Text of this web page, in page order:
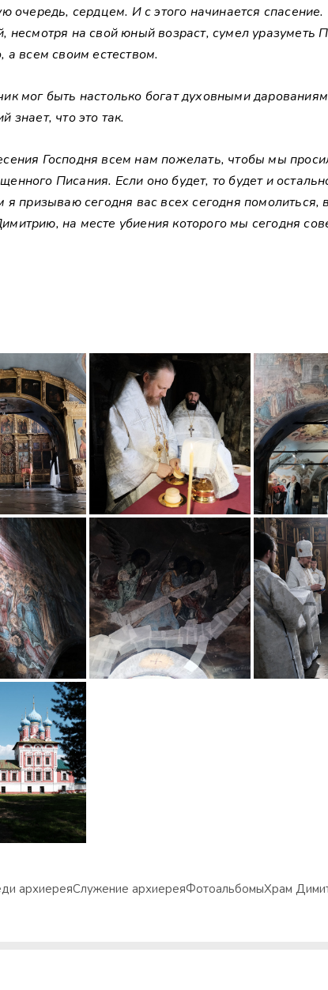
очередь, сердцем. И с этого начинается спасение.
несмотря на свой юный возраст, сумел уразуметь
всем своим естеством.
мог быть настолько богат духовными
знает, что это так.
Господня всем нам пожелать, чтобы мы
Писания. Если оно будет, то будет и
я призываю сегодня вас всех сегодня помолиться,
на месте убиения которого мы сегодня
архиереяСлужение архиереяФотоальбомыХрам